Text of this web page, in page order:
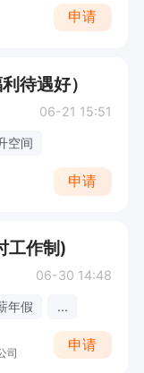
申请
待遇好）
06-21 15:51
空间
申请
工作制)
06-30 14:48
年假 ...
司
申请